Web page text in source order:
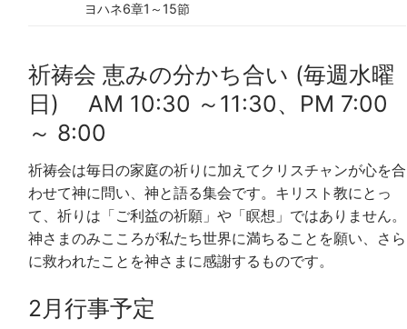
ヨハネ6章1～15節
祈祷会 恵みの分かち合い (毎週水曜
日) AM 10:30 ～11:30、PM 7:00
～ 8:00
祈祷会は毎日の家庭の祈りに加えてクリスチャンが心を合
わせて神に問い、神と語る集会です。キリスト教にとっ
て、祈りは「ご利益の祈願」や「瞑想」ではありません。
神さまのみこころが私たち世界に満ちることを願い、さら
に救われたことを神さまに感謝するものです。
2月行事予定